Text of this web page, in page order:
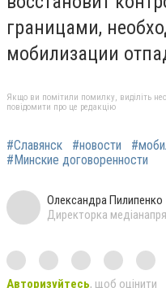
границами,
мобилизации
Якщо ви помітили помилку, виділіть
повідомити про це редакцію
#Славянск #новости
#Минские договоренности
Олександра Пилипенко
Директорка
Авторизуйтесь, щоб оцінити